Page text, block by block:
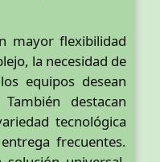
mayor flexibilidad
la necesidad de
equipos desean
destacan
tecnológica
frecuentes.